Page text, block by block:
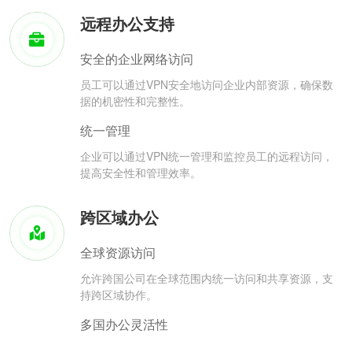
远程办公支持
安全的企业网络访问
员工可以通过VPN安全地访问企业内部资源，确保数
据的机密性和完整性。
统一管理
企业可以通过VPN统一管理和监控员工的远程访问，
提高安全性和管理效率。
跨区域办公
全球资源访问
允许跨国公司在全球范围内统一访问和共享资源，支
持跨区域协作。
多国办公灵活性